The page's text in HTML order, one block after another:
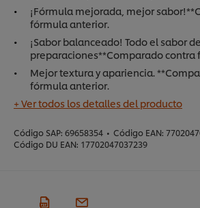
¡Fórmula mejorada, mejor
fórmula anterior.
¡Sabor balanceado! Todo el sabor
preparaciones**Comparado contra
Mejor textura y apariencia.
fórmula anterior.
+ Ver todos los detalles del producto
Código SAP: 69658354 • Código EAN:
Código DU EAN: 17702047037239